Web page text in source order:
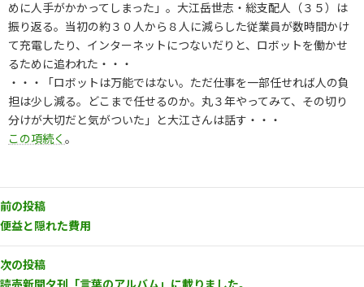
めに人手がかかってしまった」。大江岳世志・総支配人（３５）は
振り返る。当初の約３０人から８人に減らした従業員が数時間かけ
て充電したり、インターネットにつないだりと、ロボットを働かせ
るために追われた・・・
・・・「ロボットは万能ではない。ただ仕事を一部任せれば人の負
担は少し減る。どこまで任せるのか。丸３年やってみて、その切り
分けが大切だと気がついた」と大江さんは話す・・・
この項続く 。
前の投稿
便益と隠れた費用
次の投稿
読売新聞夕刊「言葉のアルバム」に載りました。